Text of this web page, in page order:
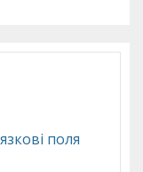
поля